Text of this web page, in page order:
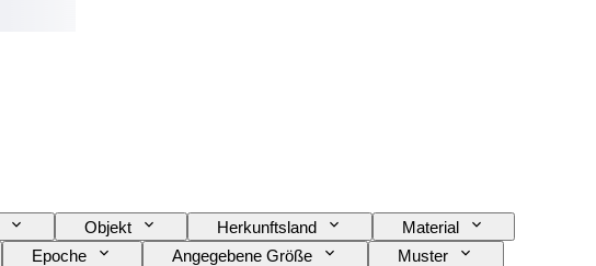
Objekt Herkunftsland
Material
Epoche Angegebene Größe
Muster